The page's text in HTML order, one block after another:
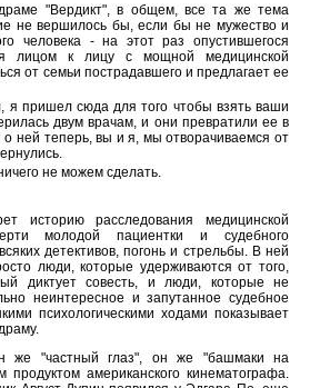
"Вердикт", в общем, все та же тема
не вершилось бы, если бы не мужество и
человека - на этот раз опустившегося
лицом к лицу с мощной медицинской
от семьи пострадавшего и предлагает ее
я пришел сюда для того чтобы взять ваши
двум врачам, и они превратили ее в
ней теперь, вы и я, мы отворачиваемся от
не можем сделать.
историю расследования медицинской
молодой пациентки и судебного
детективов, погонь и стрельбы. В ней
люди, которые удерживаются от того,
диктует совесть, и люди, которые не
неинтересное и запутанное судебное
психологическими ходами показывает
же "частный глаз", он же "башмаки на
американского кинематографа.